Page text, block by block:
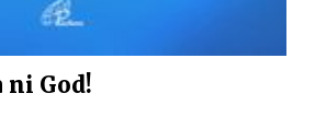
ni God!